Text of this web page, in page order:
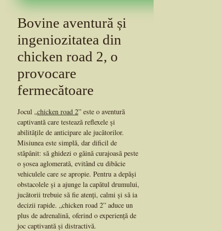
Bovine aventură și
ingeniozitatea din
chicken road 2, o
provocare
fermecătoare
Jocul „chicken road 2” este o aventură
captivantă care testează reflexele și
abilitățile de anticipare ale jucătorilor.
Misiunea este simplă, dar dificil de
stăpânit: să ghidezi o găină curajoasă peste
o șosea aglomerată, evitând cu dibăcie
vehiculele care se apropie. Pentru a depăși
obstacolele și a ajunge la capătul drumului,
jucătorii trebuie să fie atenți, calmi și să ia
decizii rapide. „chicken road 2” aduce un
plus de adrenalină, oferind o experiență de
joc captivantă și distractivă.